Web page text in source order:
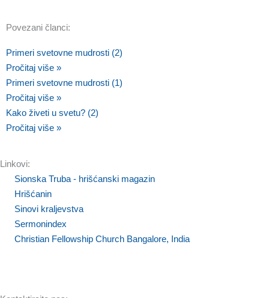
Povezani članci:
Primeri svetovne mudrosti (2)
Pročitaj više »
Primeri svetovne mudrosti (1)
Pročitaj više »
Kako živeti u svetu? (2)
Pročitaj više »
Linkovi:
Sionska Truba - hrišćanski magazin
Hrišćanin
Sinovi kraljevstva
Sermonindex
Christian Fellowship Church Bangalore, India